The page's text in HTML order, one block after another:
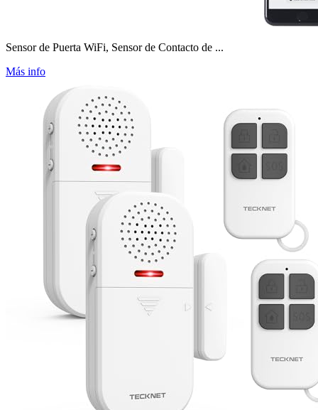
Sensor de Puerta WiFi, Sensor de Contacto de ...
Más info